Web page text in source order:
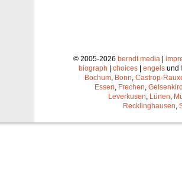
© 2005-2026 berndt media |
biograph | choices | engels und
Bochum Bonn Castrop-
Essen Frechen
Leverkusen Lünen
Recklinghausen